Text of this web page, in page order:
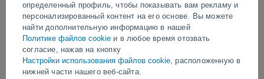
определенный профиль, чтобы показывать вам рекламу и
персонализированный контент на его основе. Вы можете
найти дополнительную информацию в нашей
Политике файлов cookie и в любое время отозвать
согласие, нажав на кнопку
Настройки использования файлов cookie, расположенную в
нижней части нашего веб-сайта.
Вчера